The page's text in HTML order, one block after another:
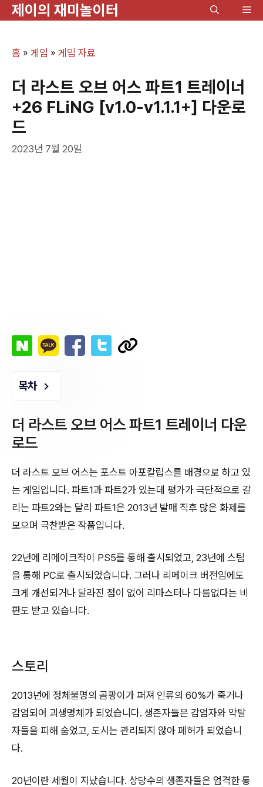
제이의 재미놀이터
메
홈 » 게임 » 게임 자료
더 라스트 오브 어스 파트1 트레이너
+26 FLiNG [v1.0-v1.1.1+] 다운로
드
2023년 7월 20일
목차
더 라스트 오브 어스 파트1 트레이너 다운
로드
더 라스트 오브 어스는 포스트 아포칼립스를 배경으로 하고 있
는 게임입니다. 파트1과 파트2가 있는데 평가가 극단적으로 갈
리는 파트2와는 달리 파트1은 2013년 발매 직후 많은 화제를
모으며 극찬받은 작품입니다.
22년에 리메이크작이 PS5를 통해 출시되었고, 23년에 스팀
을 통해 PC로 출시되었습니다. 그러나 리메이크 버전임에도
크게 개선되거나 달라진 점이 없어 리마스터나 다름없다는 비
판도 받고 있습니다.
스토리
2013년에 정체불명의 곰팡이가 퍼져 인류의 60%가 죽거나
감염되어 괴생명체가 되었습니다. 생존자들은 감염자와 약탈
자들을 피해 숨었고, 도시는 관리되지 않아 폐허가 되었습니
다.
20년이란 세월이 지났습니다. 상당수의 생존자들은 엄격한 통